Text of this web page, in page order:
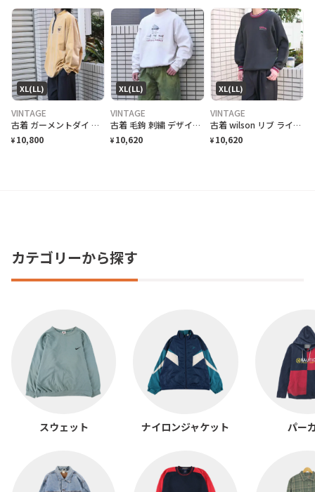
XL(LL)
VINTAGE
古着 ガーメントダイ フェード スーベニア スウェット ハーフジップ 刺繍
¥ 10,800
XL(LL)
VINTAGE
古着 毛鉤 刺繍 デザインスウェット アイボリー スウェット トレーナー
¥ 10,620
XL(LL)
VINTAGE
古着 wilson リブ ライン デザイン スウェット フェード トレーナー
¥ 10,620
カテゴリーから探す
スウェット ナイロンジャケット パー